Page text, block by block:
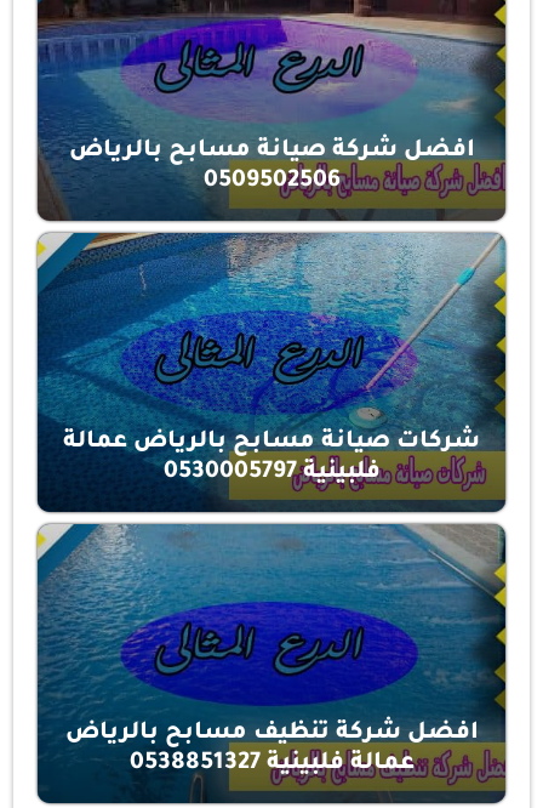
افضل شركة صيانة مسابح بالرياض
0509502506
شركات صيانة مسابح بالرياض عمالة
فلبينية 0530005797
افضل شركة تنظيف مسابح بالرياض
عمالة فلبينية 0538851327